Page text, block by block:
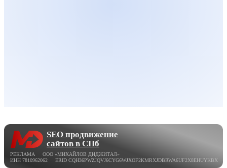
SEO продвижение
сайтов в СПб
РЕКЛАМА ООО «МИХАЙЛОВ ДИДЖИТАЛ»
ИНН 7810962062 ERID CQH36PWZJQVJ6CYG6WJXOF2KMRXJDBRWA6UF2X8EHUYKBX